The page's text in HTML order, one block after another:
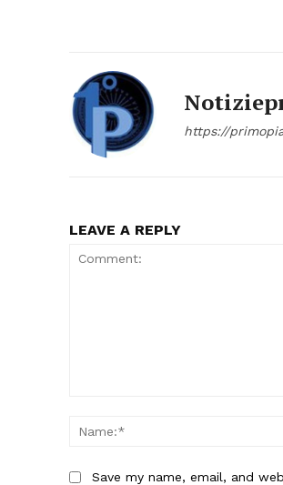
https://
LEAVE A REPLY
Save my name, email, and